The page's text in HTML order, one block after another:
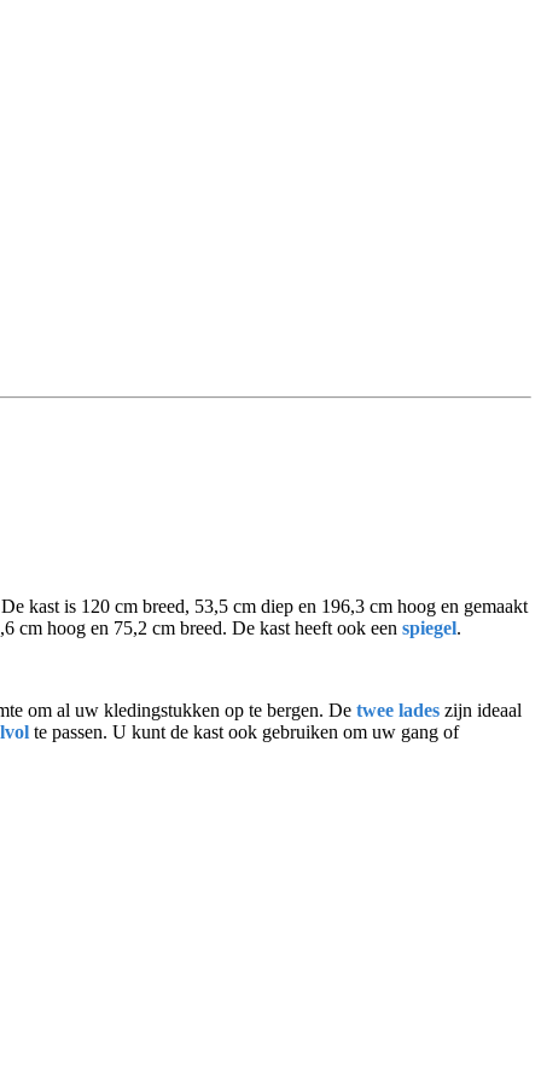
kast is 120 cm breed, 53,5 cm diep en 196,3 cm hoog en gemaakt
cm hoog en 75,2 cm breed. De kast heeft ook een spiegel.
om al uw kledingstukken op te bergen. De twee lades zijn ideaal
te passen. U kunt de kast ook gebruiken om uw gang of